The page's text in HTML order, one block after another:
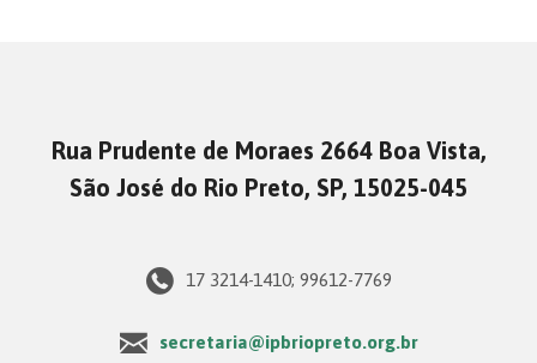
Rua Prudente de Moraes 2664 Boa Vista,
São José do Rio Preto, SP, 15025-045
17 3214-1410; 99612-7769
secretaria@ipbriopreto.org.br